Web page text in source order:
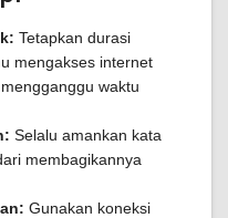
Tetapkan durasi
mengakses internet
waktu
Selalu amankan kata
membagikannya
Gunakan koneksi